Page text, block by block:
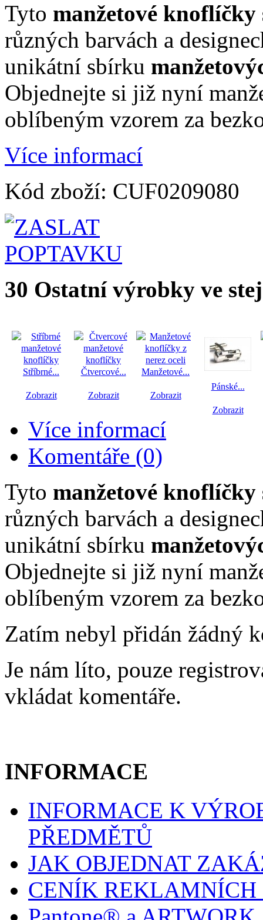
Tyto manžetové
různých barvách a
unikátní sbírku
Objednejte si již nyní
oblíbeným vzorem za
Více informací
Kód zboží: CUF0209080
30 Ostatní výrobky ve
Stříbrné...
Zobrazit
Čtvercové...
Zobrazit
Manžetové...
Zobrazit
Pánské...
Zobrazit
Více informací
Komentáře (0)
Tyto manžetové
různých barvách a
unikátní sbírku
Objednejte si již nyní
oblíbeným vzorem za
Zatím nebyl přidán žádný
Je nám líto, pouze
vkládat komentáře.
INFORMACE
INFORMACE K
PŘEDMĚTŮ
JAK OBJEDNAT
CENÍK REKLAMNÍCH